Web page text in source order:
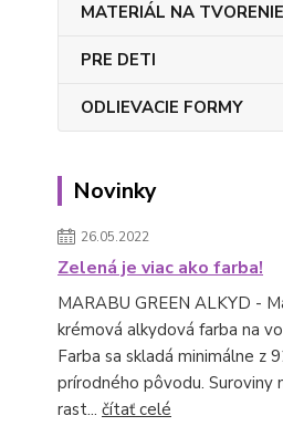
MATERIÁL NA TVORENIE
PRE DETI
ODLIEVACIE FORMY
Novinky
26.05.2022
Zelená je viac ako farba!
MARABU GREEN ALKYD -
krémová alkydová farba na
Farba sa skladá minimálne z
prírodného pôvodu. Suroviny
rast... čítať celé